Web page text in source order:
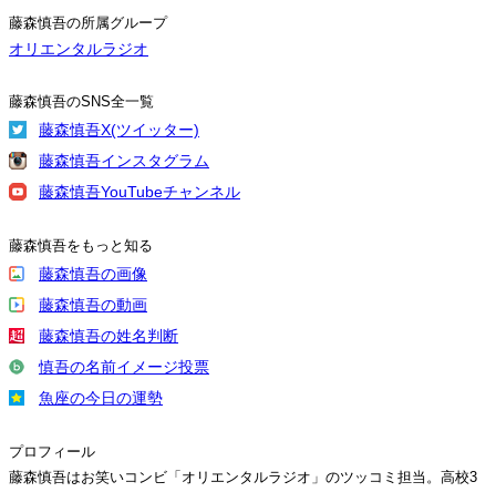
藤森慎吾の所属グループ
オリエンタルラジオ
藤森慎吾のSNS全一覧
藤森慎吾X(ツイッター)
藤森慎吾インスタグラム
藤森慎吾YouTubeチャンネル
藤森慎吾をもっと知る
藤森慎吾の画像
藤森慎吾の動画
藤森慎吾の姓名判断
慎吾の名前イメージ投票
魚座の今日の運勢
プロフィール
藤森慎吾はお笑いコンビ「オリエンタルラジオ」のツッコミ担当。高校3